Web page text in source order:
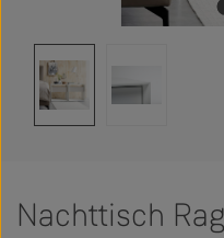
Nachttisch